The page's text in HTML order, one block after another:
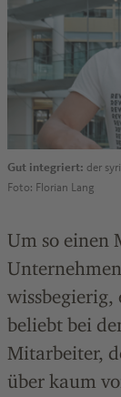
Gut integriert: der
Foto: Florian Lang
Um so einen
wissbegierig,
beliebt bei
Mitarbeiter,
über kaum